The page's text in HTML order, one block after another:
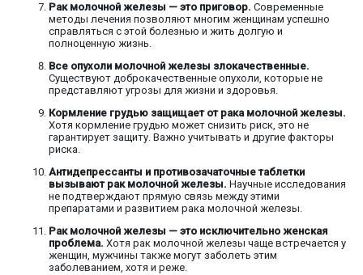
Рак молочной железы — это приговор. Современные
методы лечения позволяют многим женщинам успешно
справляться с этой болезнью и жить долгую и
полноценную жизнь.
Все опухоли молочной железы злокачественные.
Существуют доброкачественные опухоли, которые не
представляют угрозы для жизни и здоровья.
Кормление грудью защищает от рака молочной железы.
Хотя кормление грудью может снизить риск, это не
гарантирует защиту. Важно учитывать и другие факторы
риска.
Антидепрессанты и противозачаточные таблетки
вызывают рак молочной железы. Научные исследования
не подтверждают прямую связь между этими
препаратами и развитием рака молочной железы.
Рак молочной железы — это исключительно женская
проблема. Хотя рак молочной железы чаще встречается у
женщин, мужчины также могут заболеть этим
заболеванием, хотя и реже.